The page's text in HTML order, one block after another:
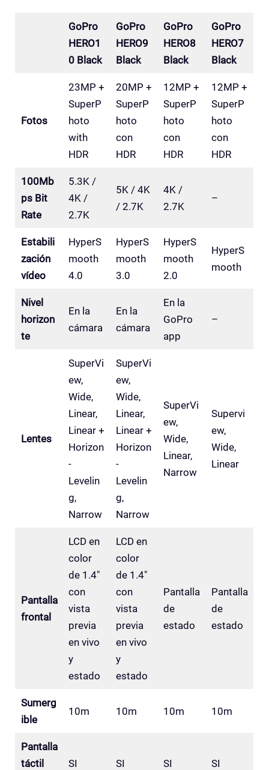
GoPro
HERO1
0 Black
GoPro
HERO9
Black
GoPro
HERO8
Black
GoPro
HERO7
Black
Fotos
23MP +
SuperP
hoto
with
HDR
20MP +
SuperP
hoto
con
HDR
12MP +
SuperP
hoto
con
HDR
12MP +
SuperP
hoto
con
HDR
100Mb
ps Bit
Rate
5.3K /
4K /
2.7K
5K / 4K
/ 2.7K
4K /
2.7K
–
Estabili
zación
vídeo
HyperS
mooth
4.0
HyperS
mooth
3.0
HyperS
mooth
2.0
HyperS
mooth
Nivel
horizon
te
En la
cámara
En la
cámara
En la
GoPro
app
–
Lentes
SuperVi
ew,
Wide,
Linear,
Linear +
Horizon
-
Levelin
g,
Narrow
SuperVi
ew,
Wide,
Linear,
Linear +
Horizon
-
Levelin
g,
Narrow
SuperVi
ew,
Wide,
Linear,
Narrow
Supervi
ew,
Wide,
Linear
Pantalla
frontal
LCD en
color
de 1.4″
con
vista
previa
en vivo
y
estado
LCD en
color
de 1.4″
con
vista
previa
en vivo
y
estado
Pantalla
de
estado
Pantalla
de
estado
Sumerg
ible
10m 10m 10m 10m
Pantalla
táctil
SI SI SI SI